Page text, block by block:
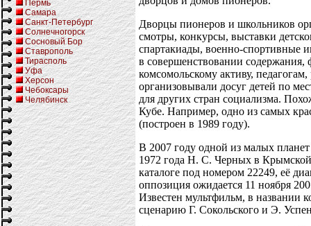
Пермь
Самара
Санкт-Петербург
Солнечногорск
Сосновый Бор
Ставрополь
Тирасполь
Уфа
Херсон
Чебоксары
Челябинск
Дворцы пионеров и школьников
смотры, конкурсы, выставки
спартакиады, военно-спортивные
в совершенствовании
комсомольскому активу,
организовывали досуг детей по
для других стран социализма.
Кубе. Например, одно из самых
(построен в 1989 году).
В 2007 году одной из малых
1972 года Н. С. Черных в Крымской
каталоге под номером 22249, её
оппозиция ожидается 11 ноября
Известен мультфильм, в названии
сценарию Г. Сокольского и Э.